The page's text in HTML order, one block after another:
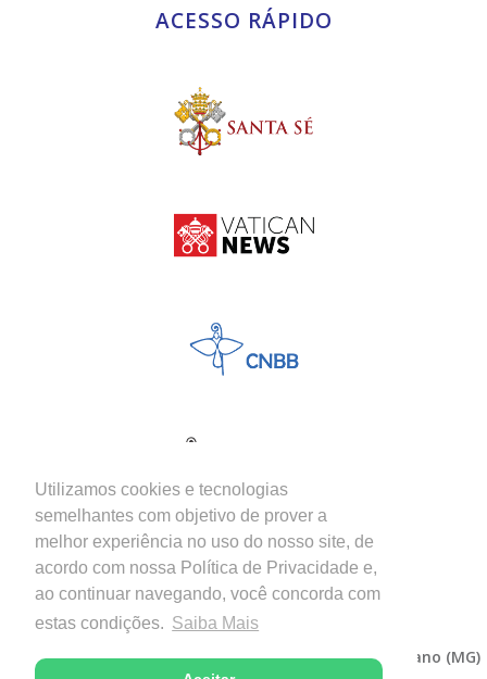
Utilizamos cookies e tecnologias
semelhantes com objetivo de prover a
melhor experiência no uso do nosso site, de
acordo com nossa Política de Privacidade e,
ao continuar navegando, você concorda com
estas condições. Saiba Mais
ACESSO RÁPIDO
Copyright © 2026 - Diocese de Itabira-Coronel Fabriciano (MG)